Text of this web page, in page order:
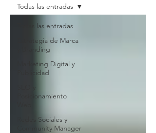
Todas las entradas
Estrategia de Marca
y Branding
Marketing Digital y
Publicidad
Posicionamiento
Redes Sociales y
Community Manager
Todas las entradas